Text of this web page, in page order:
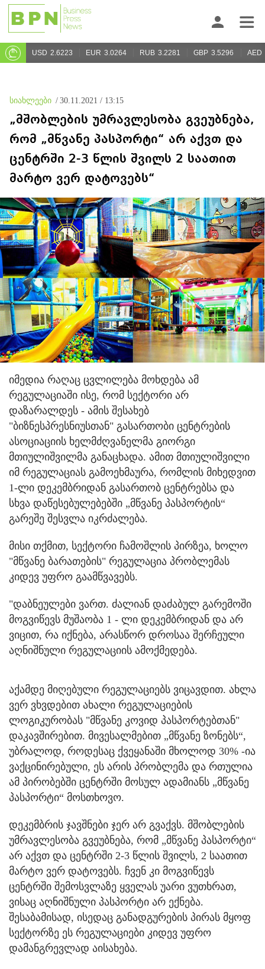
USD 2.6223 EUR 3.0264 RUB 3.2281 GBP 3.5296 AED
სიახლეები / 30.11.2021 / 13:15
„მშობლების უმრავლესობა გვეუბნება,
რომ „მწვანე პასპორტი“ არ აქვთ და
ცენტრში 2-3 წლის შვილს 2 საათით
მარტო ვერ დატოვებს“
იმედია რაღაც ცვლილება მოხდება ამ
რეგულაციაში ისე, რომ სექტორი არ
დაზარალდეს - ამის შესახებ
"ბიზნესპრესნიუსთან" გასართობი ცენტრების
ასოციაციის ხელმძღვანელმა გიორგი
მთიულიშვილმა განაცხადა. ამით მთიულიშვილი
იმ რეგულაციას გამოეხმაურა, რომლის მიხედვით
1-ლი დეკემბრიდან გასართობ ცენტრებსა და
სხვა დაწესებულებებში „მწვანე პასპორტის“
გარეშე შესვლა იკრძალება.
მისი თქმით, სექტორი ჩამოშლის პირზეა, ხოლო
"მწვანე ბარათების" რეგულაცია პრობლემას
კიდევ უფრო გაამწვავებს.
"დაბნეულები ვართ. ძალიან დაძაბულ გარემოში
მოგვიწევს მუშაობა 1 - ლი დეკემბრიდან და არ
ვიცით, რა იქნება, არასწორ დროსაა შერჩეული
აღნიშნული რეგულაციის ამოქმედება.
აქამდე მიღებული რეგულაციებს ვიცავდით. ახლა
ვერ ვხვდებით ახალი რეგულაციების
ლოგიკურობას "მწვანე კოვიდ პასპორტებთან"
დაკავშირებით. მივესალმებით „მწვანე ზონებს“,
უბრალოდ, როდესაც ქვეყანაში მხოლოდ 30% -ია
ვაქცინირებული, ეს არის პრობლემა და რთულია
ამ პირობებში ცენტრში მოსულ ადამიანს „მწვანე
პასპორტი“ მოსთხოვო.
დეკემბრის ჯავშნები ჯერ არ გვაქვს. მშობლების
უმრავლესობა გვეუბნება, რომ „მწვანე პასპორტი“
არ აქვთ და ცენტრში 2-3 წლის შვილს, 2 საათით
მარტო ვერ დატოვებს. ჩვენ კი მოგვიწევს
ცენტრში შემოსვლაზე ყველას უარი ვუთხრათ,
ვისაც აღნიშნული პასპორტი არ ექნება.
შესაბამისად, ისედაც განადგურების პირას მყოფ
სექტორზე ეს რეგულაციები კიდევ უფრო
დამანგრევლად აისახება.